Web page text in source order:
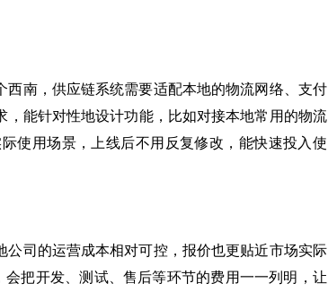
南，供应链系统需要适配本地的物流网络、支付
能针对性地设计功能，比如对接本地常用的物流
使用场景，上线后不用反复修改，能快速投入使
司的运营成本相对可控，报价也更贴近市场实际
把开发、测试、售后等环节的费用一一列明，让